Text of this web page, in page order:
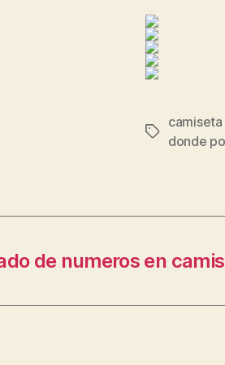
Etiquetas
donde
de numeros en